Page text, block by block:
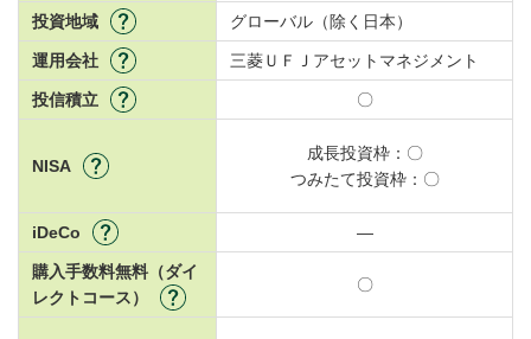
投資地域 グローバル（除く日本）
運用会社 三菱ＵＦＪアセットマネジメント
投信積立 〇
NISA
成長投資枠： 〇
つみたて投資枠： 〇
iDeCo ―
購入手数料無料（ダイ
レクトコース）
〇